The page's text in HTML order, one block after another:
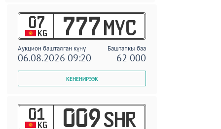
07
KG 777 MYC
Аукцион башталган күнү Баштапкы баа
06.08.2026 09:20 62 000
01
KG 009 SHR